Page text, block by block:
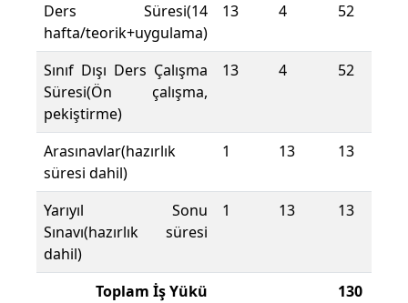
Ders Süresi(14
hafta/teorik+uygulama)
13 4 52
Sınıf Dışı Ders Çalışma
Süresi(Ön çalışma,
pekiştirme)
13 4 52
Arasınavlar(hazırlık
süresi dahil)
1 13 13
Yarıyıl Sonu
Sınavı(hazırlık süresi
dahil)
1 13 13
Toplam İş Yükü 130